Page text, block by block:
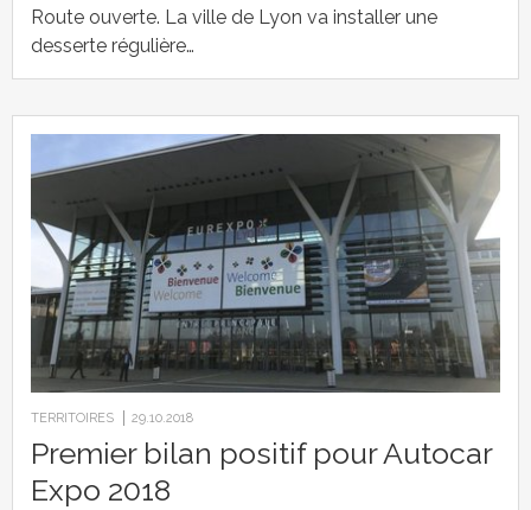
Route ouverte. La ville de Lyon va installer une
desserte régulière…
TERRITOIRES 29.10.2018
Premier bilan positif pour Autocar
Expo 2018